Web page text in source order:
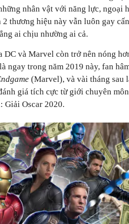
nhân vật với năng lực, ngoại
thương hiệu này vẫn luôn gay
ai chịu nhường ai cả.
DC và Marvel còn trở nên nóng
ngay trong năm 2019 này, fan
(Marvel), và vài tháng sau
giá tích cực từ giới chuyên
Giải Oscar 2020.